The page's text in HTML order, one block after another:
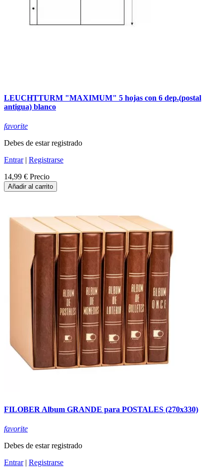
LEUCHTTURM "MAXIMUM" 5 hojas con 6 dep.(postal
antigua) blanco
favorite
Debes de estar registrado
Entrar| Registrarse
14,99 € Precio
Añadir al carrito
FILOBER Album GRANDE para POSTALES (270x330)
favorite
Debes de estar registrado
Entrar| Registrarse